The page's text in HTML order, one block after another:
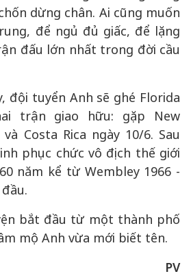
dừng chân. Ai cũng muốn
để ngủ đủ giấc, để lặng
đấu lớn nhất trong đời cầu
đội tuyển Anh sẽ ghé Florida
trận giao hữu: gặp New
Costa Rica ngày 10/6. Sau
phục chức vô địch thế giới
năm kể từ Wembley 1966 -
bắt đầu từ một thành phố
mộ Anh vừa mới biết tên.
PV